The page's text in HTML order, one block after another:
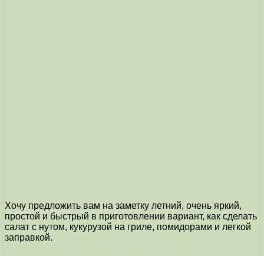
Хочу предложить вам на заметку летний, очень яркий,
простой и быстрый в приготовлении вариант, как сделать
салат с нутом, кукурузой на гриле, помидорами и легкой
заправкой.